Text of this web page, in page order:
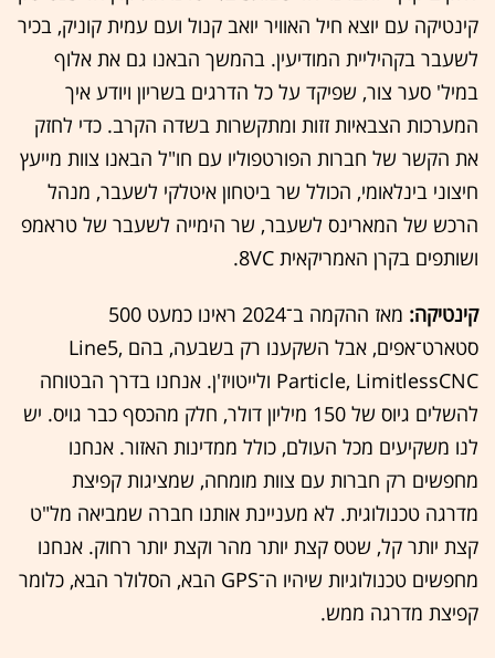
קינטיקה עם יוצא חיל האוויר יואב קנול ועם עמית קוניק, בכיר
לשעבר בקהיליית המודיעין. בהמשך הבאנו גם את אלוף
במיל' סער צור, שפיקד על כל הדרגים בשריון ויודע איך
המערכות הצבאיות זזות ומתקשרות בשדה הקרב. כדי לחזק
את הקשר של חברות הפורטפוליו עם חו"ל הבאנו צוות מייעץ
חיצוני בינלאומי, הכולל שר ביטחון איטלקי לשעבר, מנהל
הרכש של המארינס לשעבר, שר הימייה לשעבר של טראמפ
ושותפים בקרן האמריקאית 8VC.
קינטיקה:
מאז ההקמה ב־2024 ראינו כמעט 500
סטארט־אפים, אבל השקענו רק בשבעה, בהם Line5,
Particle, LimitlessCNC ולייטויז'ן. אנחנו בדרך הבטוחה
להשלים גיוס של 150 מיליון דולר, חלק מהכסף כבר גויס. יש
לנו משקיעים מכל העולם, כולל ממדינות האזור. אנחנו
מחפשים רק חברות עם צוות מומחה, שמציגות קפיצת
מדרגה טכנולוגית. לא מעניינת אותנו חברה שמביאה מל"ט
קצת יותר קל, שטס קצת יותר מהר וקצת יותר רחוק. אנחנו
מחפשים טכנולוגיות שיהיו ה־GPS הבא, הסלולר הבא, כלומר
קפיצת מדרגה ממש.